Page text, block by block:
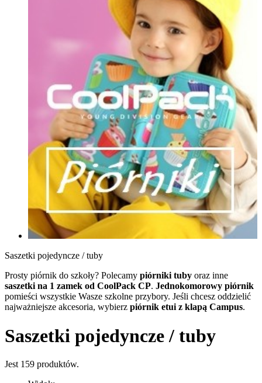
Saszetki pojedyncze / tuby
Prosty piórnik do szkoły? Polecamy piórniki tuby oraz inne
saszetki na 1 zamek od CoolPack CP. Jednokomorowy piórnik
pomieści wszystkie Wasze szkolne przybory. Jeśli chcesz oddzielić
najważniejsze akcesoria, wybierz piórnik etui z klapą Campus.
Saszetki pojedyncze / tuby
Jest 159 produktów.